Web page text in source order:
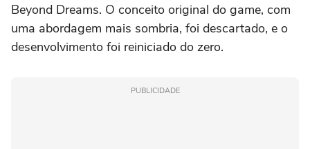
Beyond Dreams. O conceito original do game, com
uma abordagem mais sombria, foi descartado, e o
desenvolvimento foi reiniciado do zero.
PUBLICIDADE